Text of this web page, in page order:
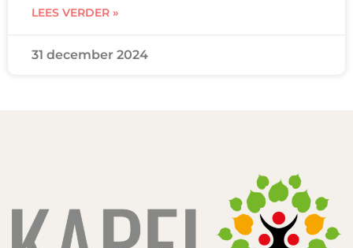
LEES VERDER »
31 december 2024